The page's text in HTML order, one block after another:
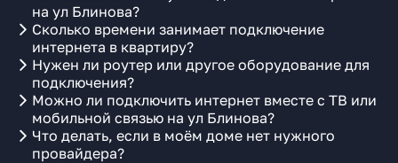
на ул Блинова?
Сколько времени занимает подключение
интернета в квартиру?
Нужен ли роутер или другое оборудование для
подключения?
Можно ли подключить интернет вместе с ТВ или
мобильной связью на ул Блинова?
Что делать, если в моём доме нет нужного
провайдера?